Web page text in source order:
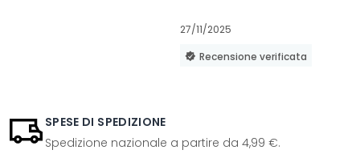
27/11/2025
Recensione verificata
SPESE DI SPEDIZIONE
Spedizione nazionale a partire da 4,99 €.